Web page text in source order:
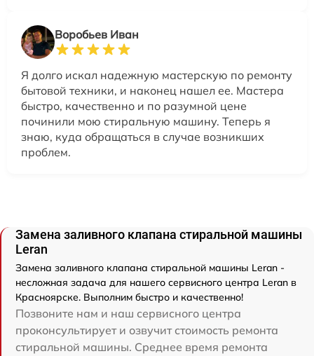
Воробьев Иван
Я долго искал надежную мастерскую по ремонту
бытовой техники, и наконец нашел ее. Мастера
быстро, качественно и по разумной цене
починили мою стиральную машину. Теперь я
знаю, куда обращаться в случае возникших
проблем.
Замена заливного клапана стиральной машины
Leran
Замена заливного клапана стиральной машины Leran -
несложная задача для нашего сервисного центра Leran в
Красноярске. Выполним быстро и качественно!
Позвоните нам и наш сервисного центра
проконсультирует и озвучит стоимость ремонта
стиральной машины. Среднее время ремонта